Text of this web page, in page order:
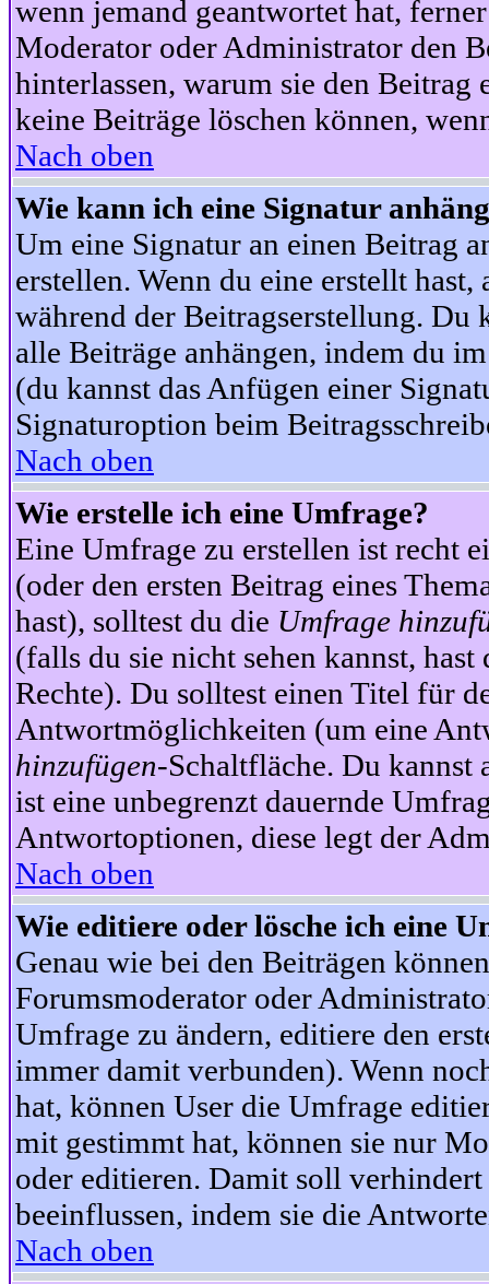
wenn jemand geantwortet hat,
Moderator oder Administrator den
hinterlassen, warum sie den Beitrag
keine Beiträge löschen können,
Nach oben
Wie kann ich eine Signatur
Um eine Signatur an einen Beitrag
erstellen. Wenn du eine erstellt
während der Beitragserstellung. Du
alle Beiträge anhängen, indem du
(du kannst das Anfügen einer
Signaturoption beim
Nach oben
Wie erstelle ich eine Umfrage?
Eine Umfrage zu erstellen ist recht
(oder den ersten Beitrag eines
hast), solltest du die Umfrage
(falls du sie nicht sehen kannst,
Rechte). Du solltest einen Titel für
Antwortmöglichkeiten (um eine
hinzufügen-Schaltfläche. Du
ist eine unbegrenzt dauernde
Antwortoptionen, diese legt der
Nach oben
Wie editiere oder lösche ich eine
Genau wie bei den Beiträgen
Forumsmoderator oder
Umfrage zu ändern, editiere den
immer damit verbunden). Wenn
hat, können User die Umfrage
mit gestimmt hat, können sie nur
oder editieren. Damit soll
beeinflussen, indem sie die
Nach oben